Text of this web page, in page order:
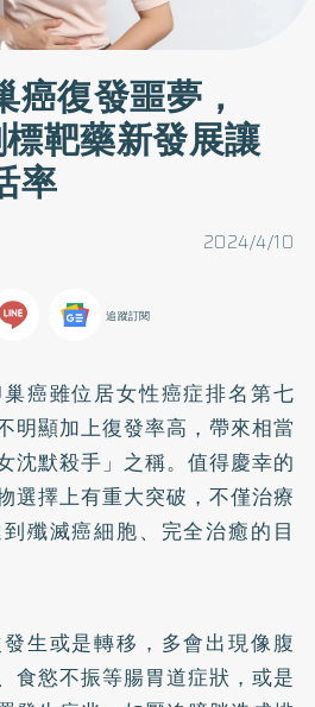
復發噩夢，
靶藥新發展讓
率
2024/4/10
追蹤訂閱
癌雖位居女性癌症排名第七
明顯加上復發率高，帶來相當
沈默殺手」之稱。值得慶幸的
選擇上有重大突破，不僅治療
殲滅癌細胞、完全治癒的目
生或是轉移，多會出現像腹
食慾不振等腸胃道症狀，或是